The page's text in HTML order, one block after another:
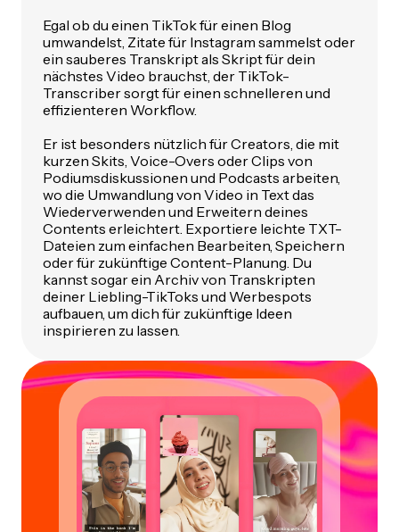
Egal ob du einen TikTok für einen Blog
umwandelst, Zitate für Instagram sammelst oder
ein sauberes Transkript als Skript für dein
nächstes Video brauchst, der TikTok-
Transcriber sorgt für einen schnelleren und
effizienteren Workflow.
Er ist besonders nützlich für Creators, die mit
kurzen Skits, Voice-Overs oder Clips von
Podiumsdiskussionen und Podcasts arbeiten,
wo die Umwandlung von Video in Text das
Wiederverwenden und Erweitern deines
Contents erleichtert. Exportiere leichte TXT-
Dateien zum einfachen Bearbeiten, Speichern
oder für zukünftige Content-Planung. Du
kannst sogar ein Archiv von Transkripten
deiner Liebling-TikToks und Werbespots
aufbauen, um dich für zukünftige Ideen
inspirieren zu lassen.